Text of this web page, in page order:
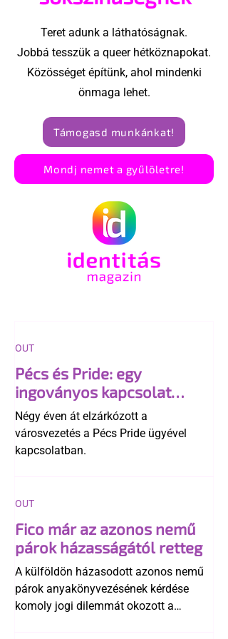
ezért törölte vele az
interjút
Teret adunk a láthatóságnak.
Jobbá tesszük a queer hétköznapokat.
Közösséget építünk, ahol mindenki
önmaga lehet.
Támogasd munkánkat!
Mondj nemet a gyűlöletre!
Pécs és Pride: egy
ingoványos kapcsolat
története
Négy éven át elzárkózott a
városvezetés a Pécs Pride ügyével
kapcsolatban.
OUT
Fico már az azonos nemű
párok házasságától retteg
A külföldön házasodott azonos nemű
párok anyakönyvezésének kérdése
komoly jogi dilemmát okozott a
OUT